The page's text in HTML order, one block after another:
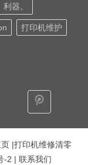
利器。
打印机维护
|打印机维修清零
-2 | 联系我们